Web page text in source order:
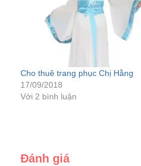
Cho thuê trang phục Chị Hằng
17/09/2018
Với 2 bình luận
Đánh giá